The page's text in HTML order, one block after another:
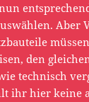
Aber
den
technisch
ihr hier keine